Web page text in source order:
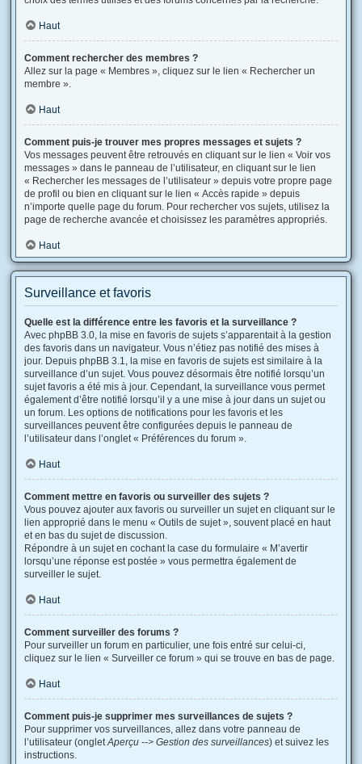
Haut
Comment rechercher des membres ?
Allez sur la page « Membres », cliquez sur le lien « Rechercher un
membre ».
Haut
Comment puis-je trouver mes propres messages et sujets ?
Vos messages peuvent être retrouvés en cliquant sur le lien « Voir vos
messages » dans le panneau de l’utilisateur, en cliquant sur le lien
« Rechercher les messages de l’utilisateur » depuis votre propre page
de profil ou bien en cliquant sur le lien « Accès rapide » depuis
n’importe quelle page du forum. Pour rechercher vos sujets, utilisez la
page de recherche avancée et choisissez les paramètres appropriés.
Haut
Surveillance et favoris
Quelle est la différence entre les favoris et la surveillance ?
Avec phpBB 3.0, la mise en favoris de sujets s’apparentait à la gestion
des favoris dans un navigateur. Vous n’étiez pas notifié des mises à
jour. Depuis phpBB 3.1, la mise en favoris de sujets est similaire à la
surveillance d’un sujet. Vous pouvez désormais être notifié lorsqu’un
sujet favoris a été mis à jour. Cependant, la surveillance vous permet
également d’être notifié lorsqu’il y a une mise à jour dans un sujet ou
un forum. Les options de notifications pour les favoris et les
surveillances peuvent être configurées depuis le panneau de
l’utilisateur dans l’onglet « Préférences du forum ».
Haut
Comment mettre en favoris ou surveiller des sujets ?
Vous pouvez ajouter aux favoris ou surveiller un sujet en cliquant sur le
lien approprié dans le menu « Outils de sujet », souvent placé en haut
et en bas du sujet de discussion.
Répondre à un sujet en cochant la case du formulaire « M’avertir
lorsqu’une réponse est postée » vous permettra également de
surveiller le sujet.
Haut
Comment surveiller des forums ?
Pour surveiller un forum en particulier, une fois entré sur celui-ci,
cliquez sur le lien « Surveiller ce forum » qui se trouve en bas de page.
Haut
Comment puis-je supprimer mes surveillances de sujets ?
Pour supprimer vos surveillances, allez dans votre panneau de
l’utilisateur (ongletAperçu --> Gestion des surveillances) et suivez les
instructions.